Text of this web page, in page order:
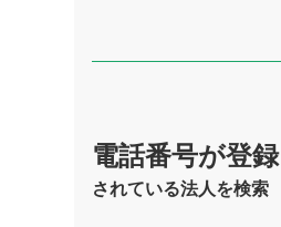
電話番号が登録
されている法人を検索